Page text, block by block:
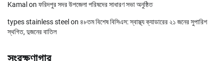
Kamal on ফরিদপুর সদর উপজেলা পরিষদের সাধারণ সভা অনুষ্ঠিত
types stainless steel on ৪৮তম বিশেষ বিসিএস: স্বাস্থ্য ক্যাডারের ২১ জনের সুপারিশ
স্থগিত, দুজনের বাতিল